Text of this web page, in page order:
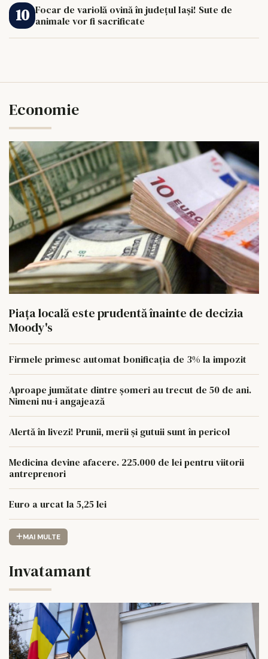
Focar de variolă ovină în județul Iași! Sute de
animale vor fi sacrificate
Economie
Piața locală este prudentă înainte de decizia
Moody's
Firmele primesc automat bonificația de 3% la impozit
Aproape jumătate dintre șomeri au trecut de 50 de ani.
Nimeni nu-i angajează
Alertă în livezi! Prunii, merii și gutuii sunt în pericol
Medicina devine afacere. 225.000 de lei pentru viitorii
antreprenori
Euro a urcat la 5,25 lei
MAI MULTE
Invatamant